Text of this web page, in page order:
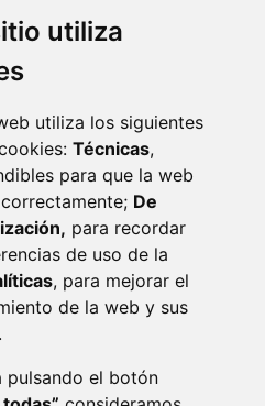
utiliza
utiliza los siguientes
Técnicas,
para que la web
De
para recordar
de uso de la
, para mejorar el
de la web y sus
pulsando el botón
- ARAGÓN (ESPAÑA)
400 700 ·